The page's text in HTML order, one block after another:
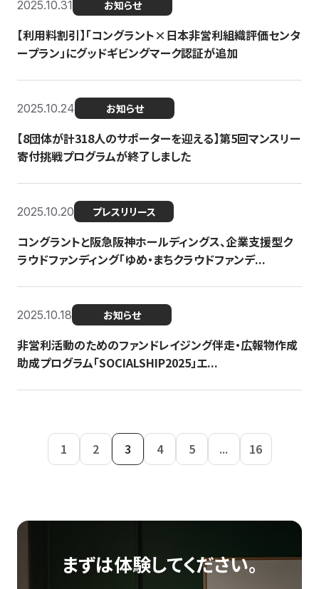
2025.10.31 お知らせ
【利用料割引】「コングラント×日本非営利組織評価センタ
ープラン」にグッドギビングマーク認証が追加
2025.10.24 お知らせ
【8団体が計318人のサポーターを迎える】​​第5回マンスリー
寄付挑戦プログラムが終了しました
2025.10.20 プレスリリース
コングラントと阪急阪神ホールディングス、企業支援型ク
ラウドファンディング「ゆめ・まちクラウドファンデ...
2025.10.18 お知らせ
非営利活動のためのファンドレイジング伴走・広報物作成
助成プログラム「SOCIALSHIP2025」エ...
1 2 3 4 5 ... 16
まずは体験してください。